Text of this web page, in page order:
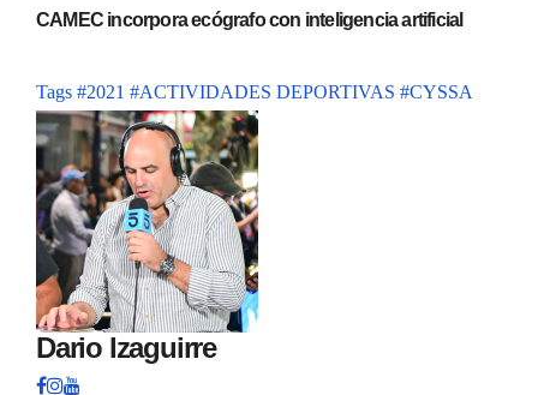
CAMEC incorpora ecógrafo con inteligencia artificial
Tags #2021 #ACTIVIDADES DEPORTIVAS #CYSSA
Dario Izaguirre